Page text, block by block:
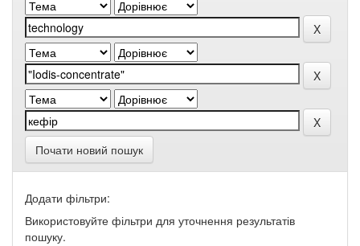
Почати новий пошук
Додати фільтри:
Використовуйте фільтри для уточнення результатів
пошуку.